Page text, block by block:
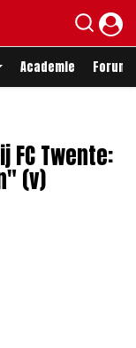
Academie Forum
Twente:
(v)